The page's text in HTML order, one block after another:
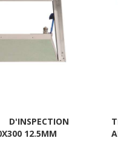
12.5MM